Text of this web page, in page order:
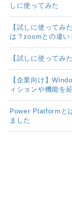
しに使ってみた
【試しに使ってみ
は？zoomとの違い
【試しに使ってみ
【企業向け】
ィションや機能を
Power Platformと
ました